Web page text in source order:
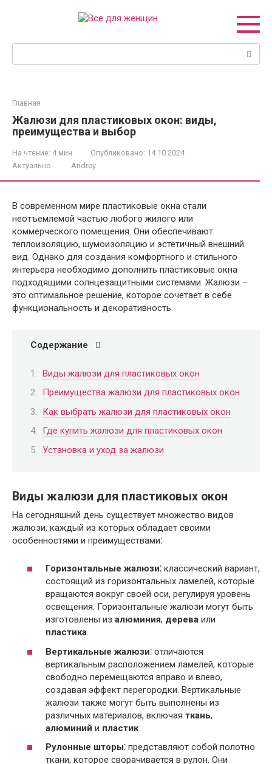
Главная
Жалюзи для пластиковых окон: виды,
преимущества и выбор
На чтение: 4 мин Опубликовано: 14.10.2024
Актуально
Andrey
В современном мире пластиковые окна стали
неотъемлемой частью любого жилого или
коммерческого помещения. Они обеспечивают
теплоизоляцию, шумоизоляцию и эстетичный внешний
вид. Однако для создания комфортного и стильного
интерьера необходимо дополнить пластиковые окна
подходящими солнцезащитными системами. Жалюзи –
это оптимальное решение, которое сочетает в себе
функциональность и декоративность.
Содержание
Виды жалюзи для пластиковых окон
Преимущества жалюзи для пластиковых окон
Как выбрать жалюзи для пластиковых окон
Где купить жалюзи для пластиковых окон
Установка и уход за жалюзи
Виды жалюзи для пластиковых окон
На сегодняшний день существует множество видов
жалюзи, каждый из которых обладает своими
особенностями и преимуществами⁚
Горизонтальные жалюзи⁚ классический вариант,
состоящий из горизонтальных ламелей, которые
вращаются вокруг своей оси, регулируя уровень
освещения. Горизонтальные жалюзи могут быть
изготовлены из алюминия, дерева или
пластика.
Вертикальные жалюзи⁚ отличаются
вертикальным расположением ламелей, которые
свободно перемещаются вправо и влево,
создавая эффект перегородки. Вертикальные
жалюзи также могут быть выполнены из
различных материалов, включая ткань,
алюминий и пластик.
Рулонные шторы⁚ представляют собой полотно
ткани, которое сворачивается в рулон. Они